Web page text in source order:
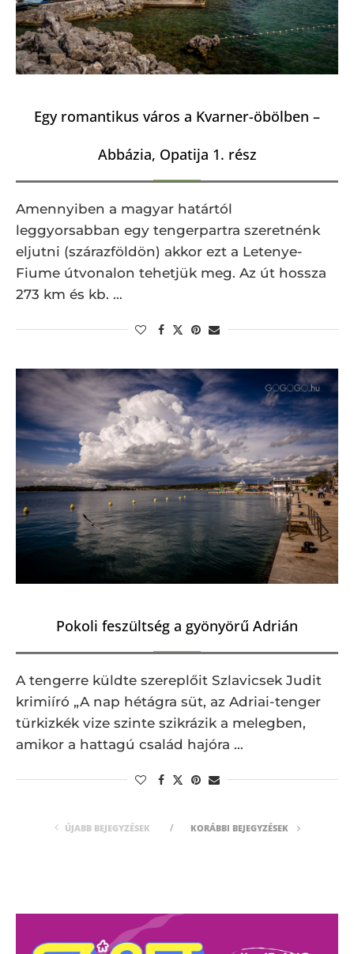
Egy romantikus város a Kvarner-öbölben –
Abbázia, Opatija 1. rész
Amennyiben a magyar határtól
leggyorsabban egy tengerpartra szeretnénk
eljutni (szárazföldön) akkor ezt a Letenye-
Fiume útvonalon tehetjük meg. Az út hossza
273 km és kb. …
Pokoli feszültség a gyönyörű Adrián
A tengerre küldte szereplőit Szlavicsek Judit
krimiíró „A nap hétágra süt, az Adriai-tenger
türkizkék vize szinte szikrázik a melegben,
amikor a hattagú család hajóra …
ÚJABB BEJEGYZÉSEK KORÁBBI BEJEGYZÉSEK